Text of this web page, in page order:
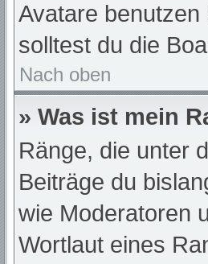
Avatare
solltest du die
Nach oben
» Was ist mein
Ränge, die unter
Beiträge du
wie Moderatoren
Wortlaut eines